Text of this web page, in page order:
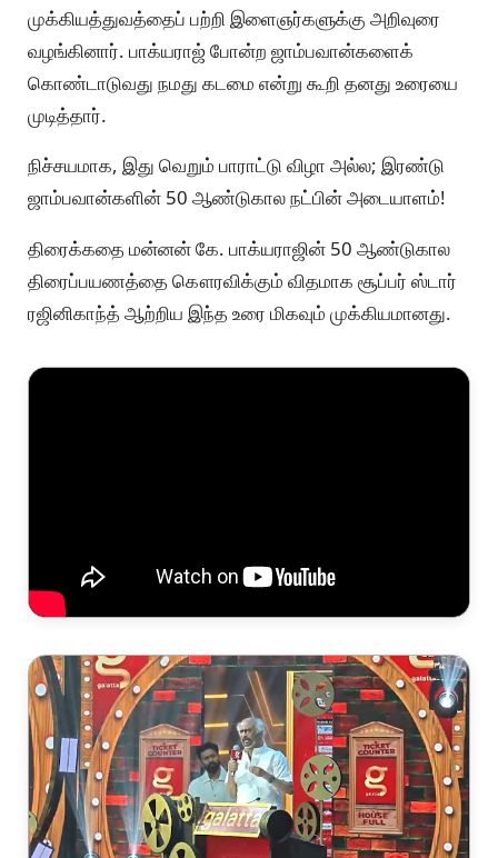
முக்கியத்துவத்தைப் பற்றி இளைஞர்களுக்கு அறிவுரை
வழங்கினார். பாக்யராஜ் போன்ற ஜாம்பவான்களைக்
கொண்டாடுவது நமது கடமை என்று கூறி தனது உரையை
முடித்தார்.
நிச்சயமாக, இது வெறும் பாராட்டு விழா அல்ல; இரண்டு
ஜாம்பவான்களின் 50 ஆண்டுகால நட்பின் அடையாளம்!
திரைக்கதை மன்னன் கே. பாக்யராஜின் 50 ஆண்டுகால
திரைப்பயணத்தை கௌரவிக்கும் விதமாக சூப்பர் ஸ்டார்
ரஜினிகாந்த் ஆற்றிய இந்த உரை மிகவும் முக்கியமானது.